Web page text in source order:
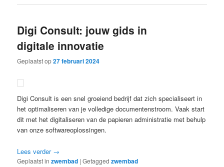
Digi Consult: jouw gids in
digitale innovatie
Geplaatst op27 februari 2024
Digi Consult is een snel groeiend bedrijf dat zich specialiseert in
het optimaliseren van je volledige documentenstroom. Vaak start
dit met het digitaliseren van de papieren administratie met behulp
van onze softwareoplossingen.
Lees verder →
Geplaatst in zwembad |Getagged zwembad